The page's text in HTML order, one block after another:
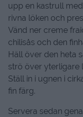
upp en kastrull
rivna löken och
Vänd ner creme
chilisås och den
Häll över den heta
strö över yterligare
Ställ in i ugnen i
fin färg.
Servera sedan